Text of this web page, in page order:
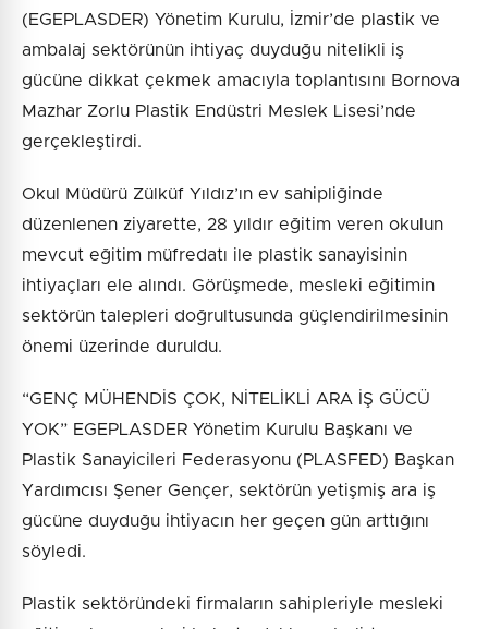
(EGEPLASDER) Yönetim Kurulu, İzmir’de plastik ve
ambalaj sektörünün ihtiyaç duyduğu nitelikli iş
gücüne dikkat çekmek amacıyla toplantısını Bornova
Mazhar Zorlu Plastik Endüstri Meslek Lisesi’nde
gerçekleştirdi.
Okul Müdürü Zülküf Yıldız’ın ev sahipliğinde
düzenlenen ziyarette, 28 yıldır eğitim veren okulun
mevcut eğitim müfredatı ile plastik sanayisinin
ihtiyaçları ele alındı. Görüşmede, mesleki eğitimin
sektörün talepleri doğrultusunda güçlendirilmesinin
önemi üzerinde duruldu.
“GENÇ MÜHENDİS ÇOK, NİTELİKLİ ARA İŞ GÜCÜ
YOK” EGEPLASDER Yönetim Kurulu Başkanı ve
Plastik Sanayicileri Federasyonu (PLASFED) Başkan
Yardımcısı Şener Gençer, sektörün yetişmiş ara iş
gücüne duyduğu ihtiyacın her geçen gün arttığını
söyledi.
Plastik sektöründeki firmaların sahipleriyle mesleki